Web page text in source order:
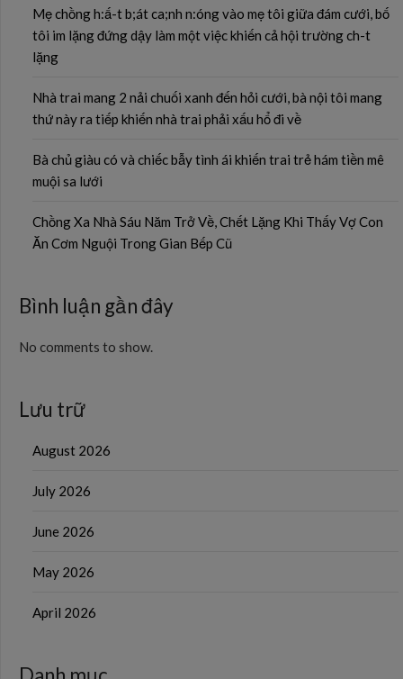
Mẹ chồng h:ấ-t b;át ca;nh n:óng vào mẹ tôi giữa đám cưới, bố
tôi im lặng đứng dậy làm một việc khiến cả hội trường ch-t
lặng
Nhà trai mang 2 nải chuối xanh đến hỏi cưới, bà nội tôi mang
thứ này ra tiếp khiến nhà trai phải xấu hổ đi về
Bà chủ giàu có và chiếc bẫy tình ái khiến trai trẻ hám tiền mê
muội sa lưới
Chồng Xa Nhà Sáu Năm Trở Về, Chết Lặng Khi Thấy Vợ Con
Ăn Cơm Nguội Trong Gian Bếp Cũ
Bình luận gần đây
No comments to show.
Lưu trữ
August 2026
July 2026
June 2026
May 2026
April 2026